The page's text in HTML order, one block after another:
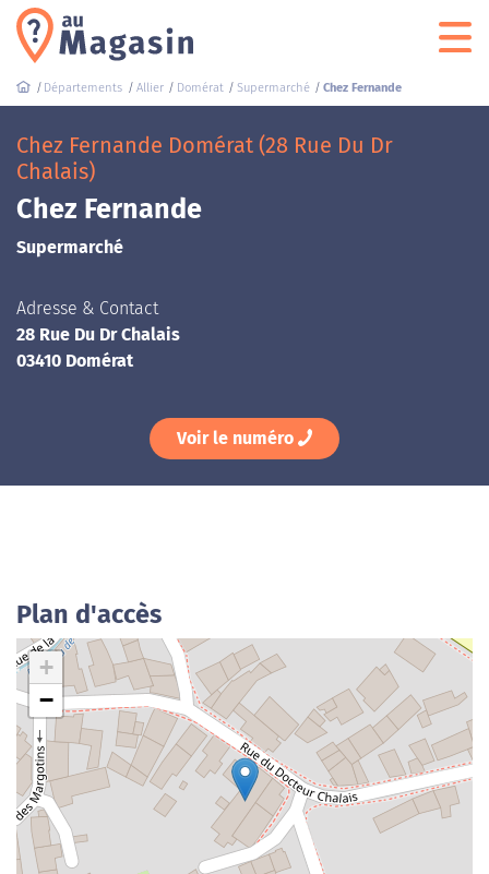
Départements Allier Domérat Supermarché Chez Fernande
Chez Fernande Domérat (28 Rue Du Dr
Chalais)
Chez Fernande
Supermarché
Adresse & Contact
28 Rue Du Dr Chalais
03410 Domérat
Voir le numéro
Plan d'accès
+
−